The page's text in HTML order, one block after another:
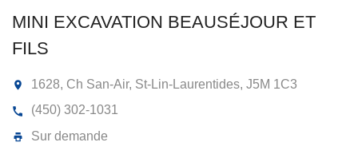
MINI EXCAVATION BEAUSÉJOUR ET